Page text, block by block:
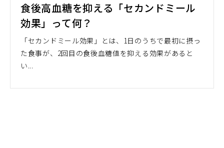
食後高血糖を抑える「セカンドミール
効果」って何？
「セカンドミール効果」とは、1日のうちで最初に摂っ
た食事が、2回目の食後血糖値を抑える効果があると
い...